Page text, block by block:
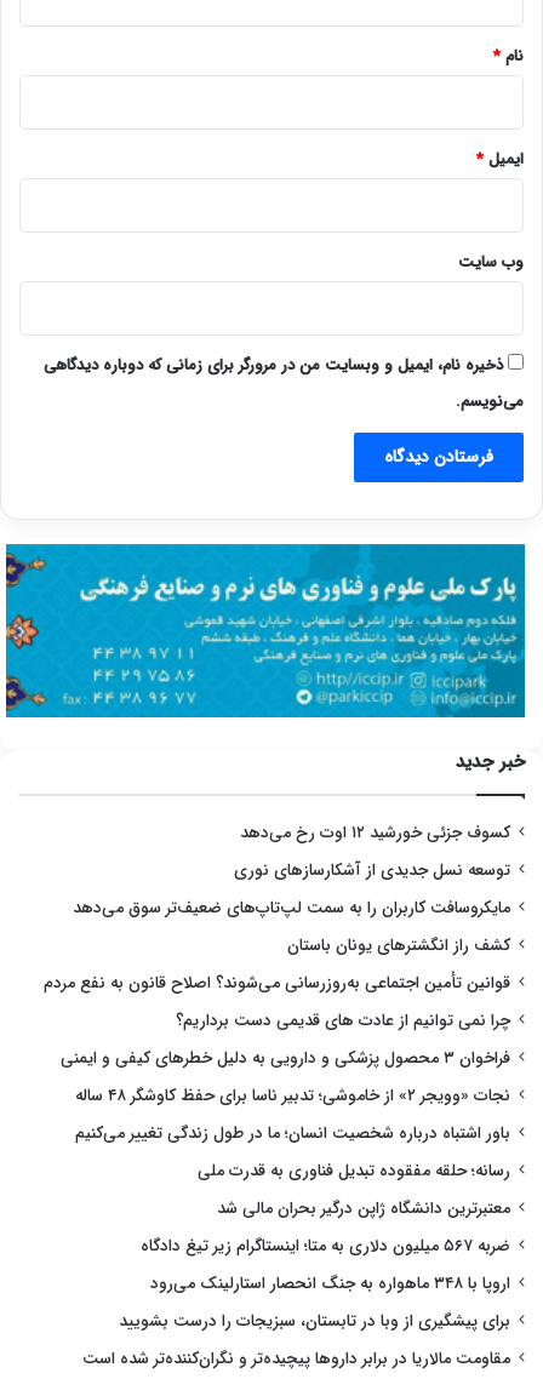
نام*
ایمیل*
وب‌ سایت
ذخیره نام، ایمیل و وبسایت من در مرورگر برای زمانی که دوباره دیدگاهی
می‌نویسم.
خبر جدید
کسوف جزئی خورشید ۱۲ اوت رخ می‌دهد
توسعه نسل جدیدی از آشکارسازهای نوری
مایکروسافت کاربران را به سمت لپ‌تاپ‌های ضعیف‌تر سوق می‌دهد
کشف راز انگشترهای یونان باستان
قوانین تأمین اجتماعی به‌روزرسانی می‌شوند؟ اصلاح قانون به نفع مردم
چرا نمی توانیم از عادت های قدیمی دست برداریم؟
فراخوان ۳ محصول پزشکی و دارویی به دلیل خطرهای کیفی و ایمنی
نجات «وویجر ۲» از خاموشی؛ تدبیر ناسا برای حفظ کاوشگر ۴۸ ساله
باور اشتباه درباره شخصیت انسان؛ ما در طول زندگی تغییر می‌کنیم
رسانه؛ حلقه مفقوده تبدیل فناوری به قدرت ملی
معتبرترین دانشگاه ژاپن درگیر بحران مالی شد
ضربه ۵۶۷ میلیون دلاری به متا؛ اینستاگرام زیر تیغ دادگاه
اروپا با ۳۴۸ ماهواره به جنگ انحصار استارلینک می‌رود
برای پیشگیری از وبا در تابستان، سبزیجات را درست بشویید
مقاومت مالاریا در برابر داروها پیچیده‌تر و نگران‌کننده‌تر شده است